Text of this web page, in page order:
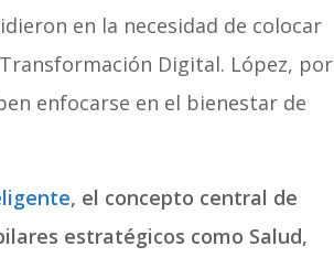
en la necesidad de colocar
Digital. López, por
enfocarse en el bienestar de
, el concepto central de
estratégicos como Salud,